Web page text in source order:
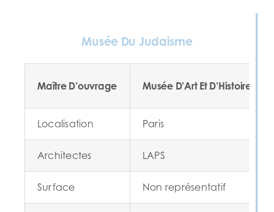
Musée Du Judaisme
Maître D’ouvrage Musée D’Art Et D’Histoire Du
Localisation Paris
Architectes LAPS
Surface Non représentatif